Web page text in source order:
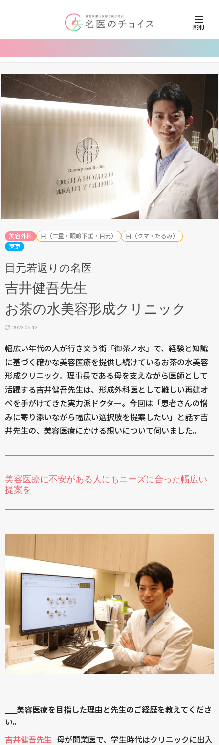
美容外科 目（二重・眼瞼下垂・目元）
目（クマ・たるみ）
東京
目元若返りの名医
吉井健吾先生
お茶の水美容形成クリニック
2023.06.13
幅広い年代の人が行き交う街「御茶ノ水」で、経験と知識
に基づく確かな美容医療を提供し続けているお茶の水美容
形成クリニック。理事長である母を支えながら医師として
活躍する吉井健吾先生は、形成外科医として難しい再建オ
ペを手がけてきた実力派ドクター。今回は「患者さんの悩
みに寄り添いながら幅広い選択肢を提案したい」と話す吉
井先生の、美容医療にかける想いについて伺いました。
美容医療に不安がある人にもニーズに合った幅広い
提案を
____美容医療を目指した理由と先生のご経歴を教えてくださ
い。
吉井健吾先生 母が開業医で、学生時代はクリニックに出入